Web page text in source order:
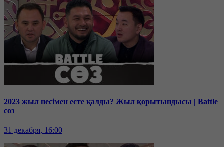
2023 жыл несімен есте қалды? Жыл қорытындысы | Battle
соз
31 декабря, 16:00